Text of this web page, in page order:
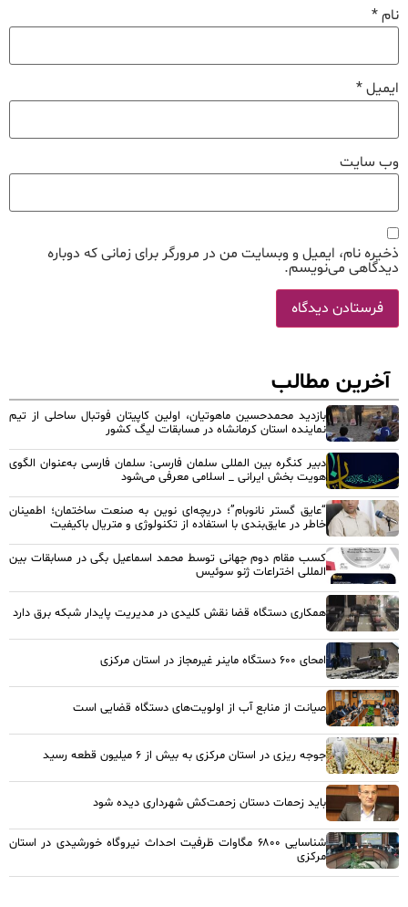
نام*
ایمیل*
وب‌ سایت
ذخیره نام، ایمیل و وبسایت من در مرورگر برای زمانی که دوباره
دیدگاهی می‌نویسم.
آخرین مطالب
بازدید محمدحسین ماهوتیان، اولین کاپیتان فوتبال ساحلی از تیم
نماینده استان کرمانشاه در مسابقات لیگ کشور
دبیر کنگره بین المللی سلمان فارسی: سلمان فارسی به‌عنوان الگوی
هویت بخش ایرانی _ اسلامی معرفی می‌شود
“عایق گستر نانوبام”؛ دریچه‌ای نوین به صنعت ساختمان؛ اطمینان
خاطر در عایق‌بندی با استفاده از تکنولوژی و متریال باکیفیت
کسب مقام دوم جهانی توسط محمد اسماعیل بگی در مسابقات بین
المللی اختراعات ژنو سوئیس
همکاری دستگاه قضا نقش کلیدی در مدیریت پایدار شبکه برق دارد
امحای ۶۰۰ دستگاه ماینر غیرمجاز در استان مرکزی
صیانت از منابع آب از اولویت‌های دستگاه قضایی است
جوجه ریزی در استان مرکزی به بیش از ۶ میلیون قطعه رسید
باید زحمات دستان زحمت‌کش شهرداری دیده شود
شناسایی ۶۸۰۰ مگاوات ظرفیت احداث نیروگاه خورشیدی در استان
مرکزی